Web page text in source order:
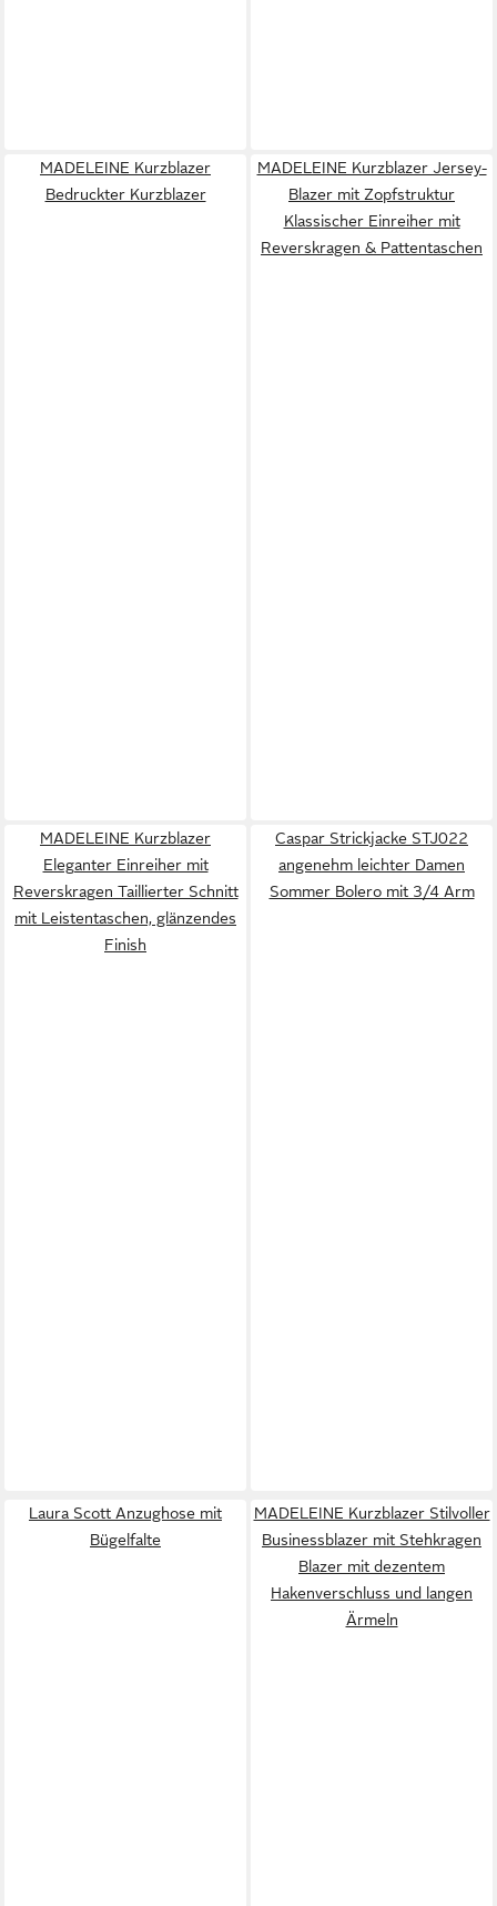
MADELEINE Kurzblazer
Bedruckter Kurzblazer
MADELEINE Kurzblazer Jersey-
Blazer mit Zopfstruktur
Klassischer Einreiher mit
Reverskragen & Pattentaschen
MADELEINE Kurzblazer
Eleganter Einreiher mit
Reverskragen Taillierter Schnitt
mit Leistentaschen, glänzendes
Finish
Caspar Strickjacke STJ022
angenehm leichter Damen
Sommer Bolero mit 3/4 Arm
Laura Scott Anzughose mit
Bügelfalte
MADELEINE Kurzblazer Stilvoller
Businessblazer mit Stehkragen
Blazer mit dezentem
Hakenverschluss und langen
Ärmeln